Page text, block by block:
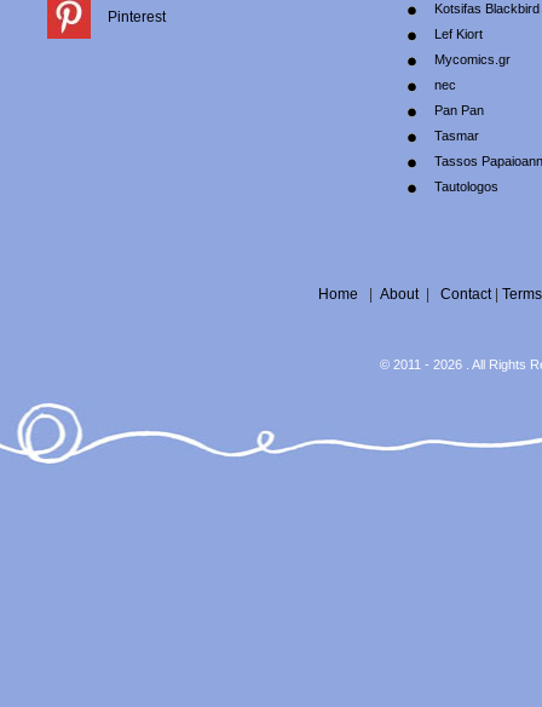
Pinterest
Kotsifas Blackbird
Lef Kiort
Mycomics.gr
nec
Pan Pan
Tasmar
Tassos
Tautologos
Home About| Contact| Terms
© 2011 - 2026 . All Rights